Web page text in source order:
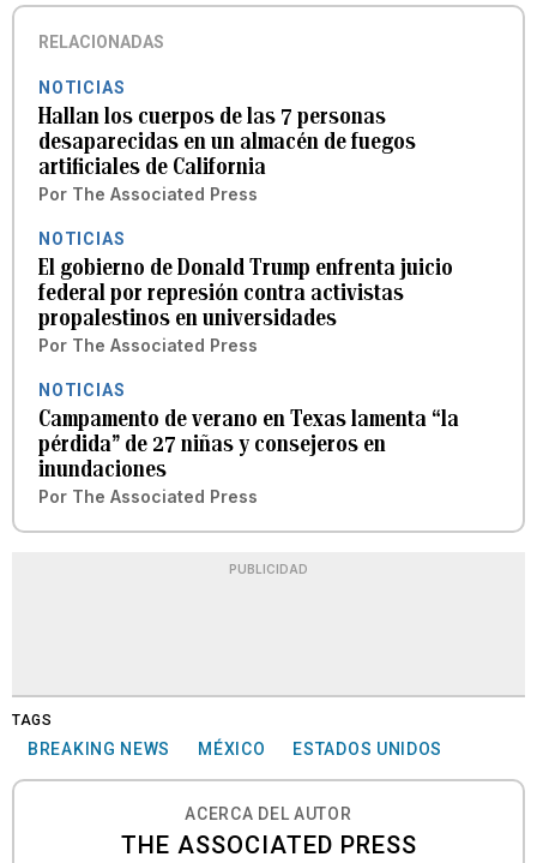
RELACIONADAS
NOTICIAS
Hallan los cuerpos de las 7 personas
desaparecidas en un almacén de fuegos
artificiales de California
Por The Associated Press
NOTICIAS
El gobierno de Donald Trump enfrenta juicio
federal por represión contra activistas
propalestinos en universidades
Por The Associated Press
NOTICIAS
Campamento de verano en Texas lamenta “la
pérdida” de 27 niñas y consejeros en
inundaciones
Por The Associated Press
PUBLICIDAD
TAGS
BREAKING NEWS MÉXICO ESTADOS UNIDOS
ACERCA DEL AUTOR
THE ASSOCIATED PRESS